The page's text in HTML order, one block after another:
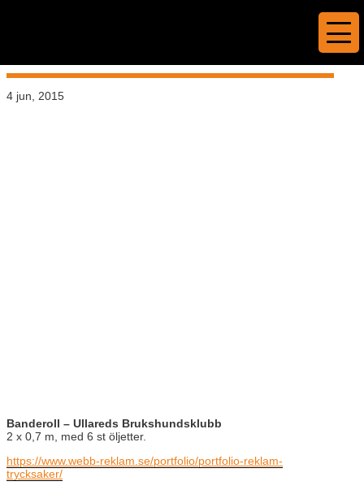
4 jun, 2015
Banderoll – Ullareds Brukshundsklubb
2 x 0,7 m, med 6 st öljetter.
https://www.webb-reklam.se/portfolio/portfolio-reklam-
trycksaker/